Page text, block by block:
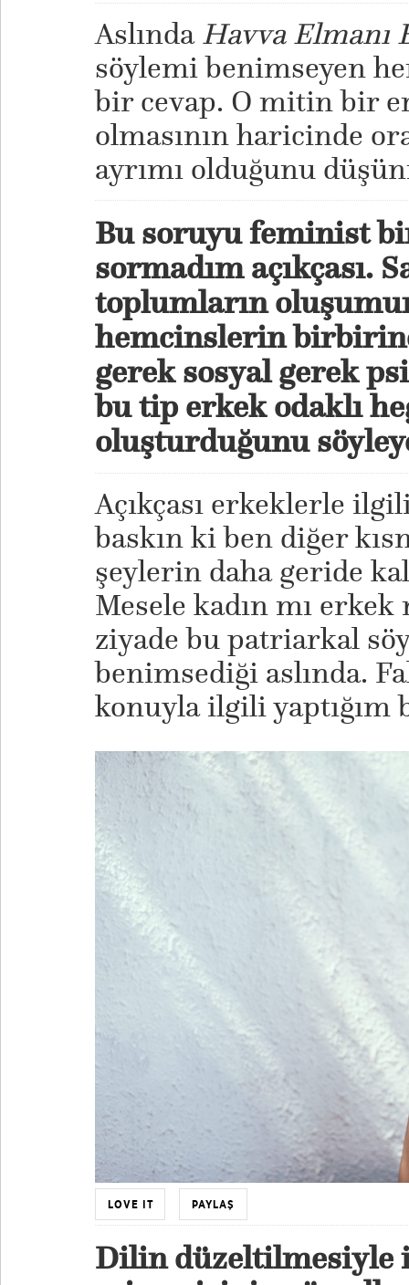
AslındaHavva Elmanı
söylemi benimseyen
bir cevap. O mitin bir
olmasının haricinde
ayrımı olduğunu
Bu soruyu feminist
sormadım açıkçası.
toplumların
hemcinslerin
gerek sosyal gerek
bu tip erkek odaklı
oluşturduğunu
Açıkçası erkeklerle
baskın ki ben diğer
şeylerin daha geride
Mesele kadın mı
ziyade bu patriarkal
benimsediği aslında.
konuyla ilgili yaptığım
LOVE IT PAYLAŞ
Dilin